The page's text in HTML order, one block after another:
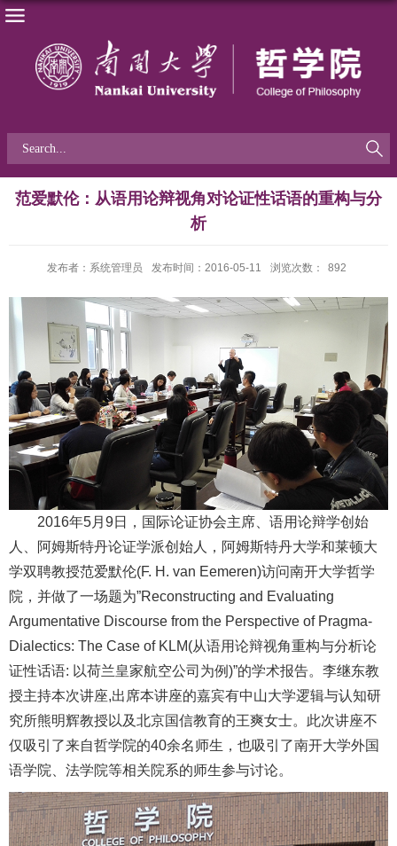
范爱默伦：从语用论辩视角对论证性话语的重构与分
析
发布者：系统管理员 发布时间：2016-05-11 浏览次数： 892
2016年5月9日，国际论证协会主席、语用论辩学创始
人、阿姆斯特丹论证学派创始人，阿姆斯特丹大学和莱顿大
学双聘教授范爱默伦(F. H. van Eemeren)访问南开大学哲学
院，并做了一场题为”Reconstructing and Evaluating
Argumentative Discourse from the Perspective of Pragma-
Dialectics: The Case of KLM(从语用论辩视角重构与分析论
证性话语: 以荷兰皇家航空公司为例)”的学术报告。李继东教
授主持本次讲座,出席本讲座的嘉宾有中山大学逻辑与认知研
究所熊明辉教授以及北京国信教育的王爽女士。此次讲座不
仅吸引了来自哲学院的40余名师生，也吸引了南开大学外国
语学院、法学院等相关院系的师生参与讨论。